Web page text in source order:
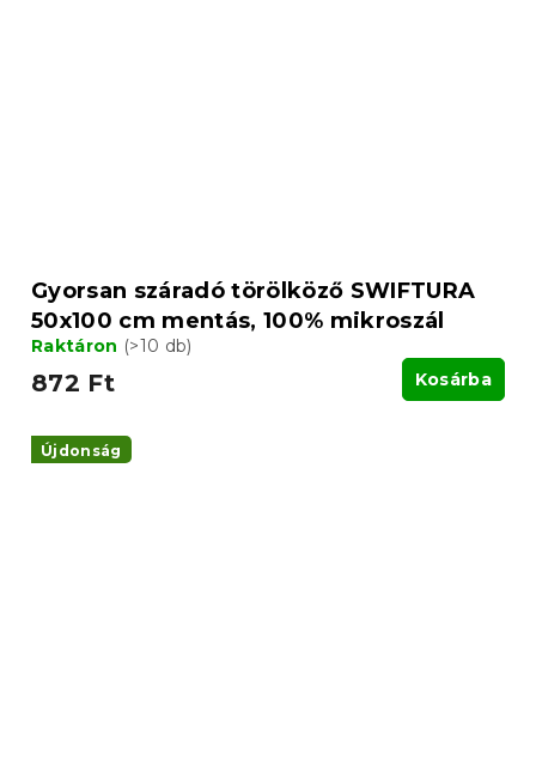
Gyorsan száradó törölköző SWIFTURA
50x100 cm mentás, 100% mikroszál
Raktáron (>10 db)
872 Ft Kosárba
Újdonság